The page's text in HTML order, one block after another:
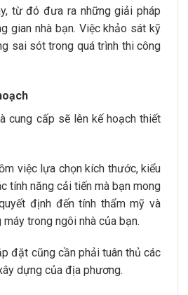
từ đó đưa ra những giải pháp
gian nhà bạn. Việc khảo sát kỹ
sai sót trong quá trình thi công
cung cấp sẽ lên kế hoạch thiết
việc lựa chọn kích thước, kiểu
tính năng cải tiến mà bạn mong
định đến tính thẩm mỹ và
trong ngôi nhà của bạn.
đặt cũng cần phải tuân thủ các
dựng của địa phương.